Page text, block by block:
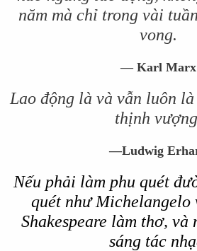
năm mà chỉ trong vài
vong.
—Karl Marx
Lao động là và vẫn luôn
thịnh
—Ludwig
Nếu phải làm phu quét
quét như Michelangelo
Shakespeare làm thơ, và
sáng tác